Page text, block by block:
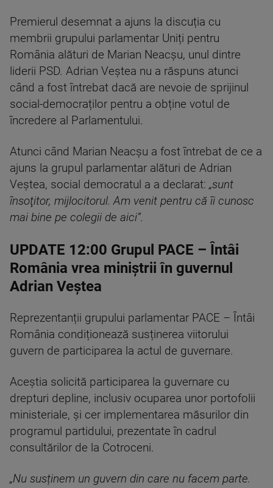
Premierul desemnat a ajuns la discuția cu
membrii grupului parlamentar Uniți pentru
România alături de Marian Neacșu, unul dintre
liderii PSD. Adrian Veștea nu a răspuns atunci
când a fost întrebat dacă are nevoie de sprijinul
social-democraților pentru a obține votul de
încredere al Parlamentului.
Atunci când Marian Neacşu a fost întrebat de ce a
ajuns la grupul parlamentar alături de Adrian
Veștea, social democratul a a declarat: „sunt
însoţitor, mijlocitorul. Am venit pentru că îi cunosc
mai bine pe colegii de aici”.
UPDATE 12:00 Grupul PACE – Întâi
România vrea miniștrii în guvernul
Adrian Veștea
Reprezentanții grupului parlamentar PACE – Întâi
România condiționează susținerea viitorului
guvern de participarea la actul de guvernare.
Aceștia solicită participarea la guvernare cu
drepturi depline, inclusiv ocuparea unor portofolii
ministeriale, și cer implementarea măsurilor din
programul partidului, prezentate în cadrul
consultărilor de la Cotroceni.
„Nu susținem un guvern din care nu facem parte.